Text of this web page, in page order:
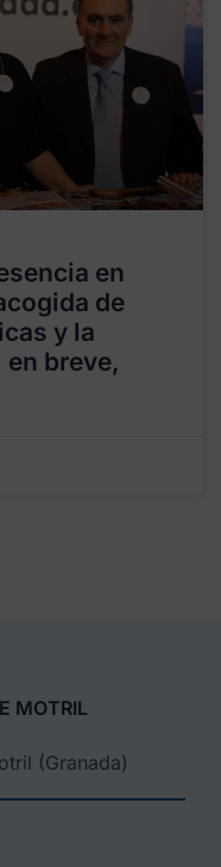
en
de
y la
breve,
MOTRIL
(Granada)​